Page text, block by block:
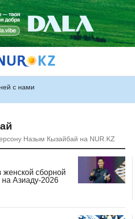
с нами
Назым Кызайбай на NUR.KZ
женской сборной
на Азиаду-2026